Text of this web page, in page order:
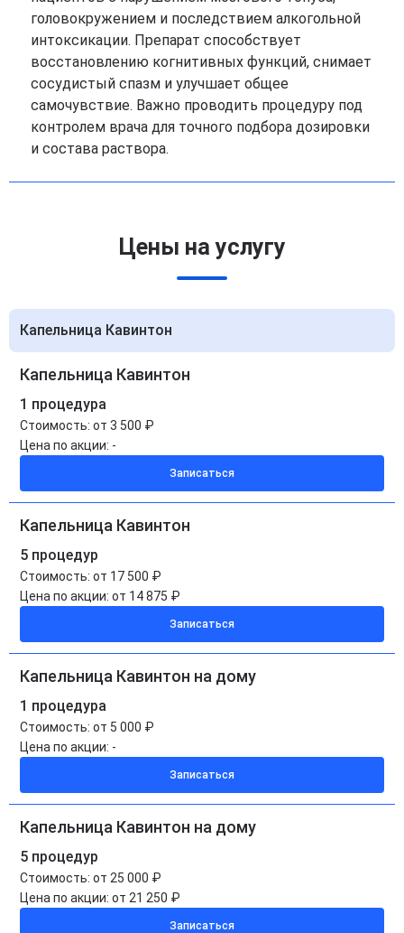
головокружением и последствием алкогольной
интоксикации. Препарат способствует
восстановлению когнитивных функций, снимает
сосудистый спазм и улучшает общее
самочувствие. Важно проводить процедуру под
контролем врача для точного подбора дозировки
и состава раствора.
Цены на услугу
Капельница Кавинтон
Капельница Кавинтон
1 процедура
Стоимость: от 3 500 ₽
Цена по акции: -
Записаться
Капельница Кавинтон
5 процедур
Стоимость: от 17 500 ₽
Цена по акции: от 14 875 ₽
Записаться
Капельница Кавинтон на дому
1 процедура
Стоимость: от 5 000 ₽
Цена по акции: -
Записаться
Капельница Кавинтон на дому
5 процедур
Стоимость: от 25 000 ₽
Цена по акции: от 21 250 ₽
Записаться